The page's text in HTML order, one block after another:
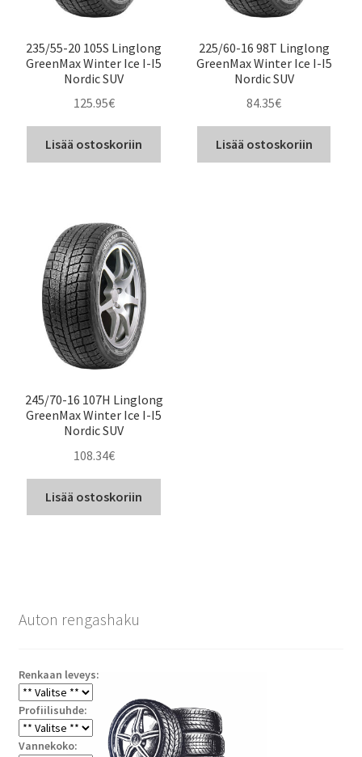
235/55-20 105S Linglong
GreenMax Winter Ice I-I5
Nordic SUV
125.95€
Lisää ostoskoriin
225/60-16 98T Linglong
GreenMax Winter Ice I-I5
Nordic SUV
84.35€
Lisää ostoskoriin
245/70-16 107H Linglong
GreenMax Winter Ice I-I5
Nordic SUV
108.34€
Lisää ostoskoriin
Auton rengashaku
Renkaan leveys:
Profiilisuhde:
Vannekoko: